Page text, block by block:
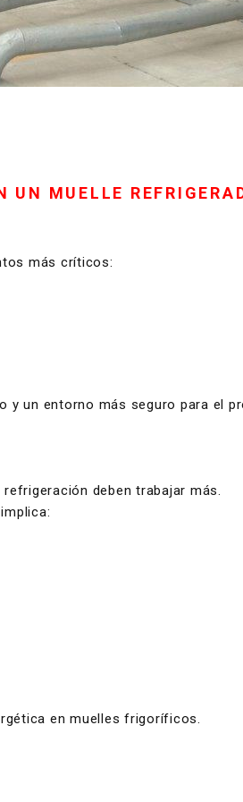
UN MUELLE
más críticos:
y un entorno más seguro para el
deben trabajar más.
en muelles frigoríficos.